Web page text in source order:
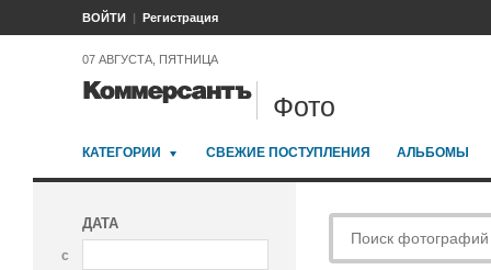
ВОЙТИ Регистрация
07 АВГУСТА, ПЯТНИЦА
Фото
КАТЕГОРИИ СВЕЖИЕ ПОСТУПЛЕНИЯ АЛЬБОМЫ
ДАТА
с